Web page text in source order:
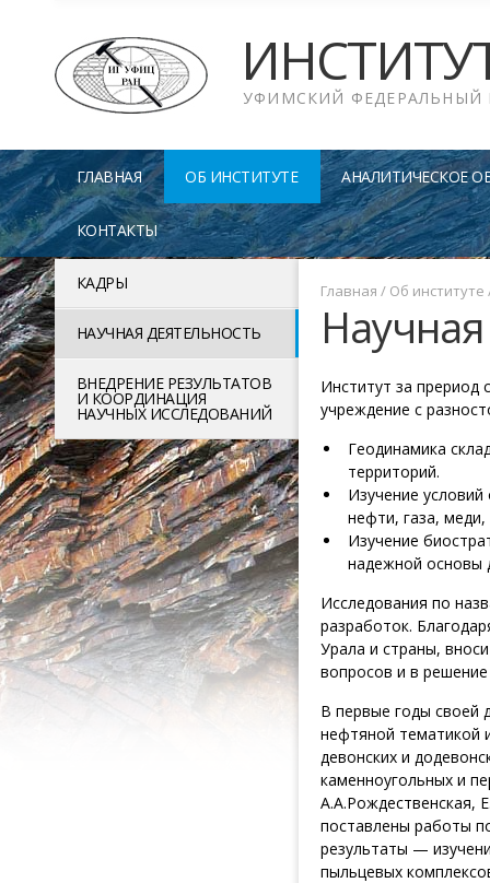
УФИМСКИЙ ФЕДЕРАЛЬНЫЙ
ГЛАВНАЯ ОБ ИНСТИТУТЕ АНАЛИТИЧЕСКОЕ
КОНТАКТЫ
КАДРЫ
НАУЧНАЯ ДЕЯТЕЛЬНОСТЬ
ВНЕДРЕНИЕ РЕЗУЛЬТАТОВ
И КООРДИНАЦИЯ
НАУЧНЫХ ИССЛЕДОВАНИЙ
Главная / Об институте
Институт за прериод
учреждение с
Геодинамика
территорий.
Изучение
нефти, газа,
Изучение
надежной основы
Исследования по
разработок.
Урала и страны,
вопросов и в
В первые годы своей
нефтяной тематикой
девонских и
каменноугольных и
А.А.Рождественская,
поставлены работы
результаты —
пыльцевых